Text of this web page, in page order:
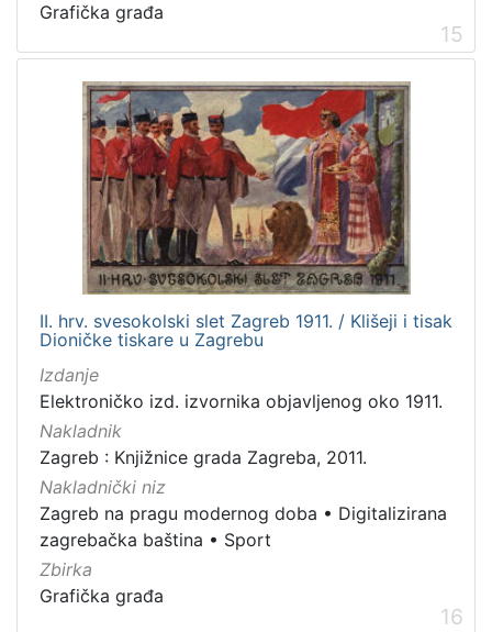
Grafička građa
15
II. hrv. svesokolski slet Zagreb 1911. / Klišeji i tisak
Dioničke tiskare u Zagrebu
Izdanje
Elektroničko izd. izvornika objavljenog oko 1911.
Nakladnik
Zagreb : Knjižnice grada Zagreba, 2011.
Nakladnički niz
Zagreb na pragu modernog doba • Digitalizirana
zagrebačka baština • Sport
Zbirka
Grafička građa
16